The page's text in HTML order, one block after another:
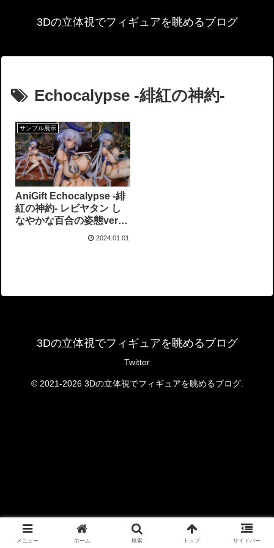
3Dの立体視でフィギュアを眺めるブログ
Echocalypse -緋紅の神約-
サンプル展示
AniGift Echocalypse -緋
紅の神約- レビヤタン し
なやかな百合の姿態ver
フィギュアサンプル展示
2024.01.01
3Dの立体視でフィギュアを眺めるブログ
Twitter
© 2021-2026 3Dの立体視でフィギュアを眺めるブログ.
メニュー ホーム 検索 トップ サイドバー